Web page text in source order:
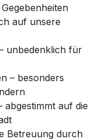
auf unsere
unbedenklich für
– besonders
abgestimmt auf die
Betreuung durch